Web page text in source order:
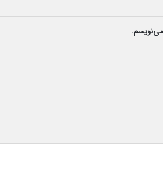
می‌نویسم.